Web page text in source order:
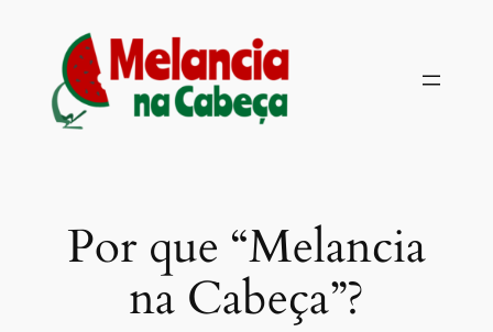
conteúdo
Por que “Melancia
na Cabeça”?